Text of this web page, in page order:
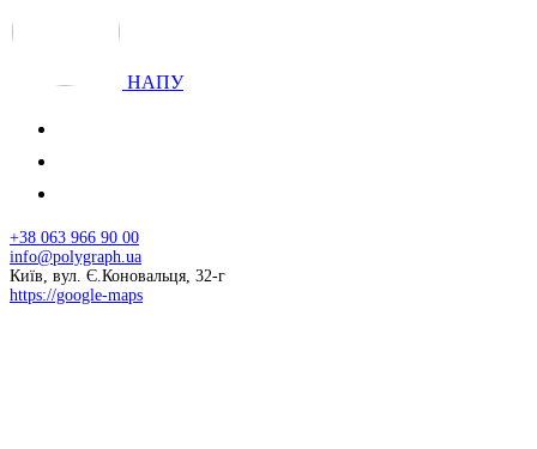
НАПУ
+38 063 966 90 00
info@polygraph.ua
Київ, вул. Є.Коновальця, 32-г
https://google-maps